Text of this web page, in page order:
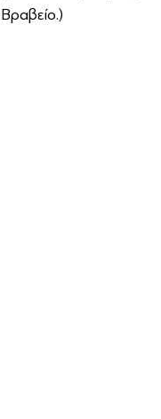
Βραβείο.)